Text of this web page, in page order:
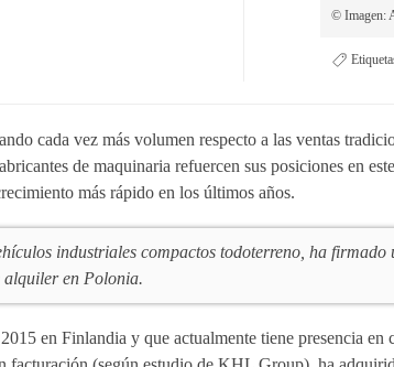
© Imagen:
cada vez más volumen respecto a las ventas
de maquinaria refuercen sus posiciones en
más rápido en los últimos años.
industriales compactos todoterreno, ha firmado
alquiler en Polonia.
en Finlandia y que actualmente tiene presencia en